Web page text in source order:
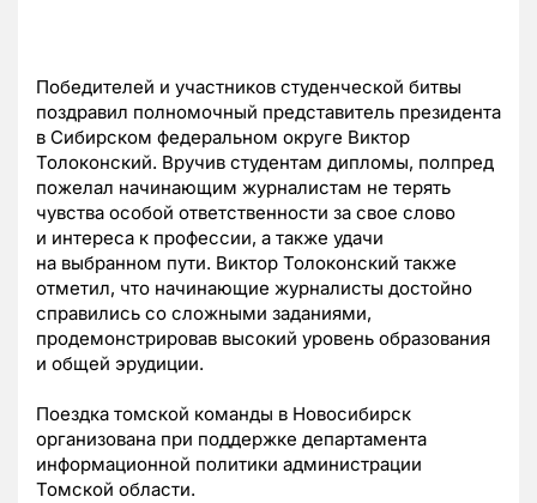
Победителей и участников студенческой битвы
поздравил полномочный представитель президента
в Сибирском федеральном округе Виктор
Толоконский. Вручив студентам дипломы, полпред
пожелал начинающим журналистам не терять
чувства особой ответственности за свое слово
и интереса к профессии, а также удачи
на выбранном пути. Виктор Толоконский также
отметил, что начинающие журналисты достойно
справились со сложными заданиями,
продемонстрировав высокий уровень образования
и общей эрудиции.
Поездка томской команды в Новосибирск
организована при поддержке департамента
информационной политики администрации
Томской области.